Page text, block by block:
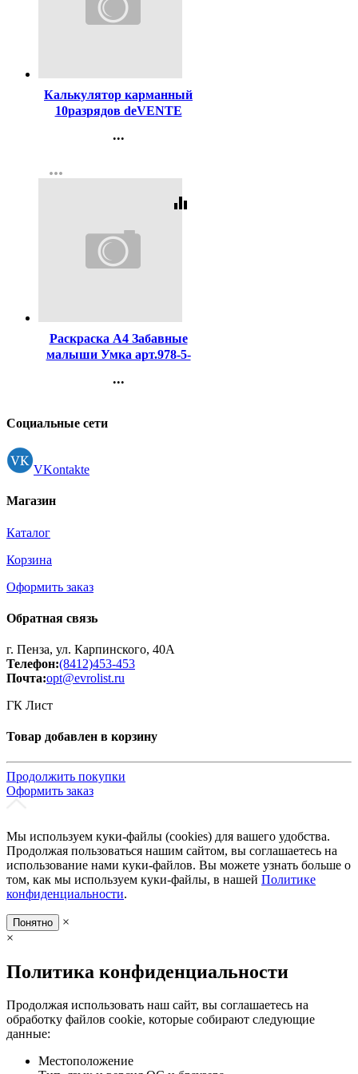
Калькулятор карманный
10разрядов deVENTE
(Ст.1)
...
Регистрация
more_horiz
equalizer
Раскраска А4 Забавные
малыши Умка арт.978-5-
...
Регистрация
Социальные сети
VKontakte
Магазин
Каталог
Корзина
Оформить заказ
Обратная связь
г. Пенза, ул. Карпинского, 40А
Телефон:(8412)453-453
Почта:opt@evrolist.ru
ГК Лист
Товар добавлен в корзину
Продолжить покупки
Оформить заказ
Мы используем куки-файлы (cookies) для вашего удобства.
Продолжая пользоваться нашим сайтом, вы соглашаетесь на
использование нами куки-файлов. Вы можете узнать больше о
том, как мы используем куки-файлы, в нашей Политике
конфиденциальности.
Понятно
×
×
Политика конфиденциальности
Продолжая использовать наш сайт, вы соглашаетесь на
обработку файлов cookie, которые собирают следующие
данные:
Местоположение